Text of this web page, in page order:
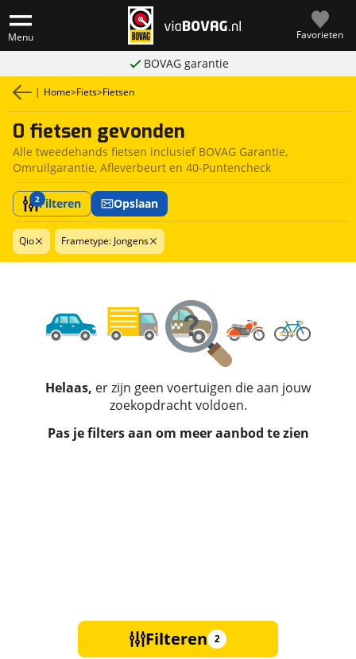
Menu Favorieten
BOVAG garantie
| Home>Fiets>Fietsen
0 fietsen gevonden
Alle tweedehands fietsen inclusief BOVAG Garantie,
Omruilgarantie, Afleverbeurt en 40-Puntencheck
2Filteren Opslaan
Qio Frametype: Jongens
Helaas, er zijn geen voertuigen die aan jouw
zoekopdracht voldoen.
Pas je filters aan om meer aanbod te zien
Filteren 2